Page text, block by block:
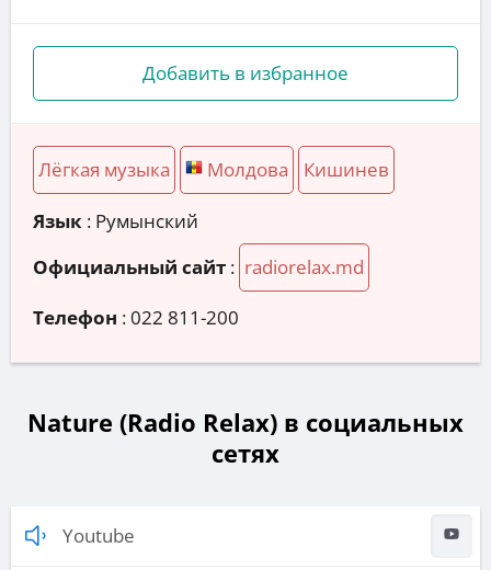
Добавить в избранное
Лёгкая музыка Молдова Кишинев
Язык : Румынский
Официальный сайт : radiorelax.md
Телефон :022 811-200
Nature (Radio Relax) в социальных
сетях
Youtube